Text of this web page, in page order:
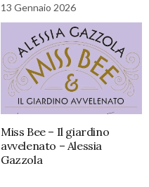
13 Gennaio 2026
Miss Bee – Il giardino
avvelenato – Alessia
Gazzola